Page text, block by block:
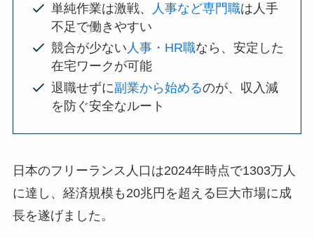
単純作業は激戦、 人事など専門職は人手
不足で働きやすい
競合が少ない 人事・HR職なら、安定した
在宅ワークが可能
退職せずに副業から始めるのが、収入減
を防ぐ安全なルート
日本のフリーランス人口は2024年時点で1303万人
に達し、経済規模も20兆円を超える巨大市場に成
長を遂げました。